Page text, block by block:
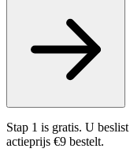
Stap 1 is gratis. U
actieprijs €9 bestelt.